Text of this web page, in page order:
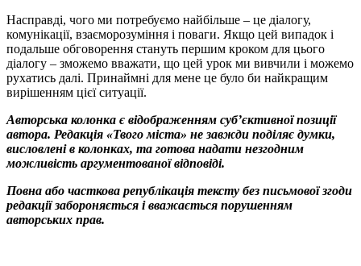
Насправді, чого ми потребуємо найбільше – це діалогу,
комунікації, взаєморозуміння і поваги. Якщо цей випадок і
подальше обговорення стануть першим кроком для цього
діалогу – зможемо вважати, що цей урок ми вивчили і можемо
рухатись далі. Принаймні для мене це було би найкращим
вирішенням цієї ситуації.
Авторська колонка є відображенням суб’єктивної позиції
автора. Редакція «Твого міста» не завжди поділяє думки,
висловлені в колонках, та готова надати незгодним
можливість аргументованої відповіді.
Повна або часткова републікація тексту без письмової згоди
редакції забороняється і вважається порушенням
авторських прав.